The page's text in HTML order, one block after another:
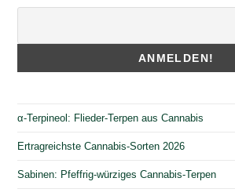
α-Terpineol: Flieder-Terpen aus Cannabis
Ertragreichste Cannabis-Sorten 2026
Sabinen: Pfeffrig-würziges Cannabis-Terpen